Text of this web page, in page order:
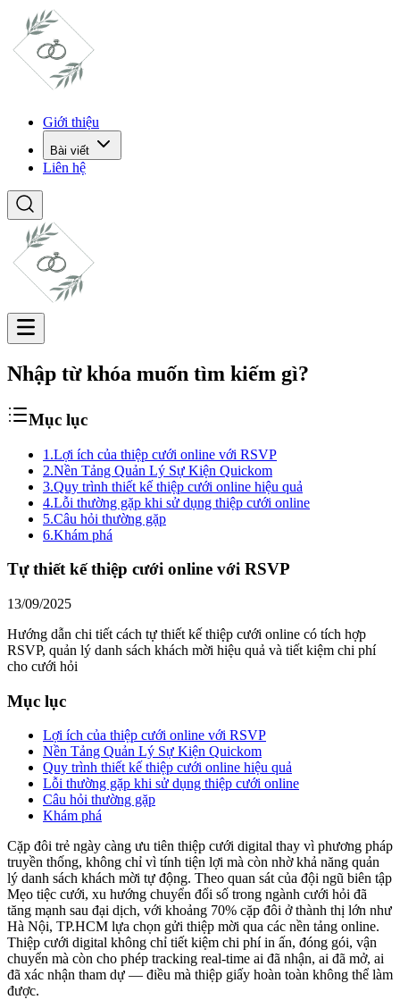
Giới thiệu
Bài viết
Liên hệ
Nhập từ khóa muốn tìm kiếm gì?
Mục lục
1.Lợi ích của thiệp cưới online với RSVP
2.Nền Tảng Quản Lý Sự Kiện Quickom
3.Quy trình thiết kế thiệp cưới online hiệu quả
4.Lỗi thường gặp khi sử dụng thiệp cưới online
5.Câu hỏi thường gặp
6.Khám phá
Tự thiết kế thiệp cưới online với RSVP
13/09/2025
Hướng dẫn chi tiết cách tự thiết kế thiệp cưới online có tích hợp
RSVP, quản lý danh sách khách mời hiệu quả và tiết kiệm chi phí
cho cưới hỏi
Mục lục
Lợi ích của thiệp cưới online với RSVP
Nền Tảng Quản Lý Sự Kiện Quickom
Quy trình thiết kế thiệp cưới online hiệu quả
Lỗi thường gặp khi sử dụng thiệp cưới online
Câu hỏi thường gặp
Khám phá
Cặp đôi trẻ ngày càng ưu tiên thiệp cưới digital thay vì phương pháp
truyền thống, không chỉ vì tính tiện lợi mà còn nhờ khả năng quản
lý danh sách khách mời tự động. Theo quan sát của đội ngũ biên tập
Mẹo tiệc cưới, xu hướng chuyển đổi số trong ngành cưới hỏi đã
tăng mạnh sau đại dịch, với khoảng 70% cặp đôi ở thành thị lớn như
Hà Nội, TP.HCM lựa chọn gửi thiệp mời qua các nền tảng online.
Thiệp cưới digital không chỉ tiết kiệm chi phí in ấn, đóng gói, vận
chuyển mà còn cho phép tracking real-time ai đã nhận, ai đã mở, ai
đã xác nhận tham dự — điều mà thiệp giấy hoàn toàn không thể làm
được.